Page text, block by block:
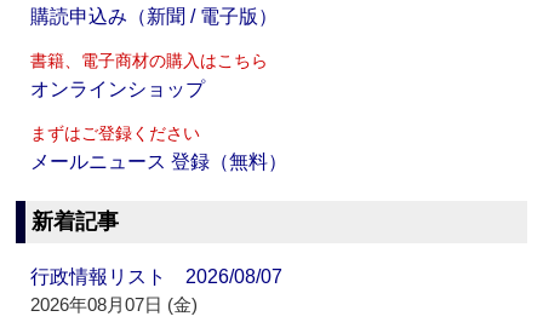
購読申込み（新聞 / 電子版）
書籍、電子商材の購入はこちら
オンラインショップ
まずはご登録ください
メールニュース 登録（無料）
新着記事
行政情報リスト 2026/08/07
2026年08月07日 (金)